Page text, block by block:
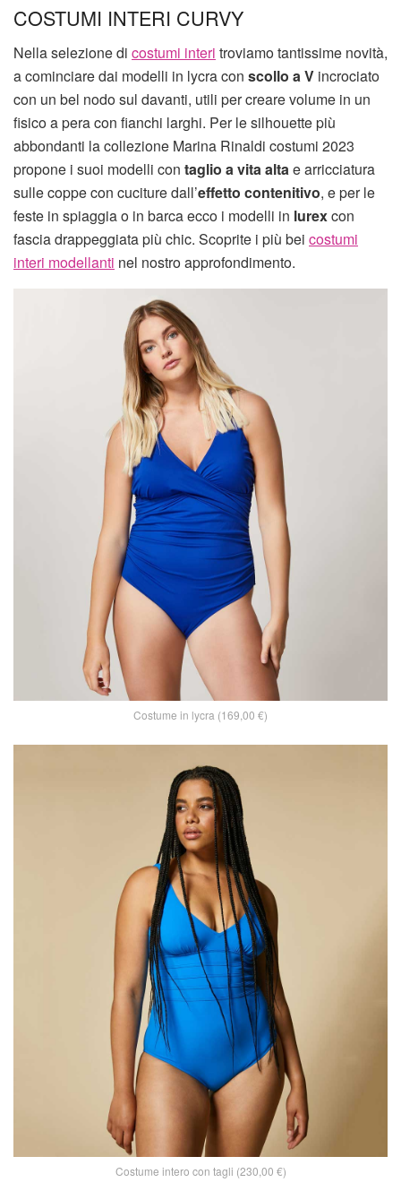
COSTUMI INTERI CURVY
Nella selezione di costumi interi troviamo tantissime novità,
a cominciare dai modelli in lycra con scollo a V incrociato
con un bel nodo sul davanti, utili per creare volume in un
fisico a pera con fianchi larghi. Per le silhouette più
abbondanti la collezione Marina Rinaldi costumi 2023
propone i suoi modelli con taglio a vita altae arricciatura
sulle coppe con cuciture dall’effetto contenitivo, e per le
feste in spiaggia o in barca ecco i modelli in lurexcon
fascia drappeggiata più chic. Scoprite i più bei costumi
interi modellanti nel nostro approfondimento.
Costume in lycra (169,00 €)
Costume intero con tagli (230,00 €)